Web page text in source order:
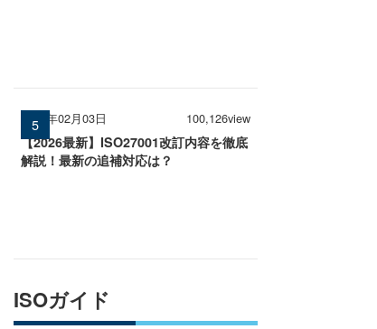
2026年02月03日 100,126view
【2026最新】ISO27001改訂内容を徹底
解説！最新の追補対応は？
ISOガイド